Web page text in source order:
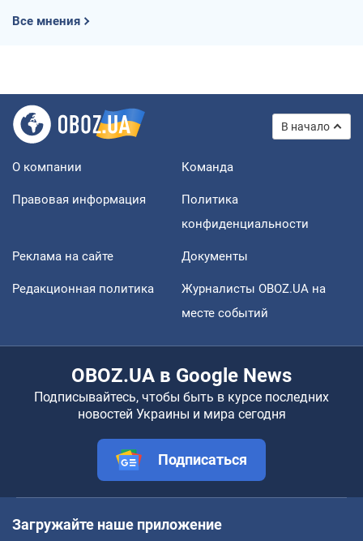
Все мнения
В начало
О компании Команда
Правовая информация
Политика
конфиденциальности
Реклама на сайте Документы
Редакционная политика
Журналисты OBOZ.UA на
месте событий
OBOZ.UA в Google News
Подписывайтесь, чтобы быть в курсе последних
новостей Украины и мира сегодня
Подписаться
Загружайте наше приложение